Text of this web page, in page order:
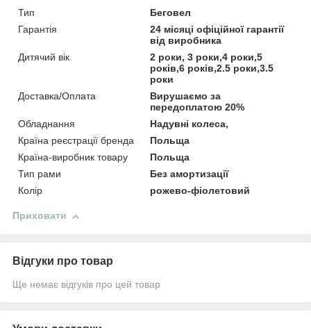
Тип
Беговел
Гарантія
24 місяці офіційної гарантії
від виробника
Дитячий вік
2 роки, 3 роки,4 роки,5
років,6 років,2.5 роки,3.5
роки
Доставка/Оплата
Вирушаємо за
передоплатою 20%
Обладнання
Надувні колеса,
Країна реєстрації бренда
Польща
Країна-виробник товару
Польща
Тип рами
Без амортизації
Колір
рожево-фіолетовий
Приховати
Відгуки про товар
Ще немає відгуків про цей товар